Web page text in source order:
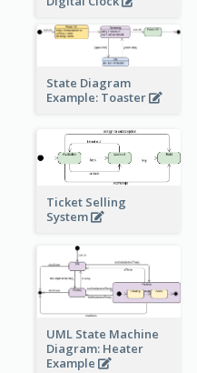
State Diagram
Example: Toaster
Ticket Selling
System
UML State Machine
Diagram: Heater
Example